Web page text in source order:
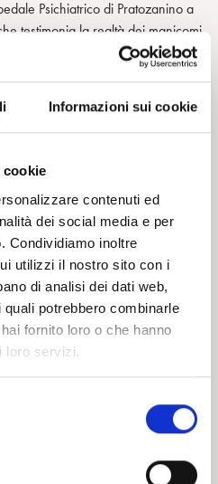
Informazioni sui cookie
contenuti ed
dei social media e per
Condividiamo inoltre
utilizzi il nostro sito con i
di analisi dei dati web,
potrebbero combinarle
fornito loro o che hanno
loro servizi.
Psichiatrico di Pratozanino a
testimonia la realtà dei manicomi.
la sua esperienza di Direttore del
Centro: ”
negli ultimi anni
dell’uso dei farmaci a scapito del
di diminuire le ore da dedicare
delle ragioni e del disagio
e la crisi economica, il senso di
sicurezze e fanno registrare un
.(Maria Antoncecchi)
membro ordinario AFT
e full member dell’IPA.
rinchiusa in manicomio